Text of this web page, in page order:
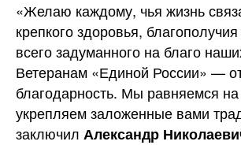
«Желаю каждому, чья жизнь
крепкого здоровья,
всего задуманного на благо
Ветеранам «Единой России» —
благодарность. Мы равняемся
укрепляем заложенные вами
заключил Александр